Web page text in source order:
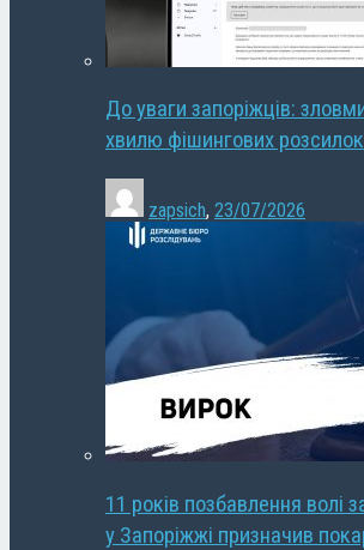
До уваги запоріжців:
хвилю фішингових розсилок
zapsich, 23/07/2026
11 років позбавлення волі
у Запоріжжі призначив